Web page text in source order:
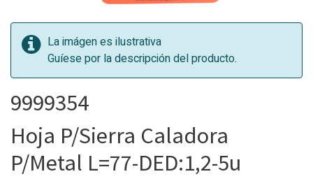
La imágen es ilustrativa
Guíese por la descripción del producto.
9999354
Hoja P/Sierra Caladora
P/Metal L=77-DED:1,2-5u